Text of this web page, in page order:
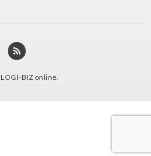
LOGI-BIZ online